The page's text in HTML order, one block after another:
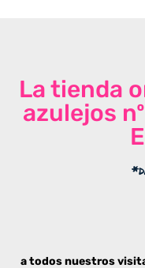
La tienda
azulejos
a todos nuestros